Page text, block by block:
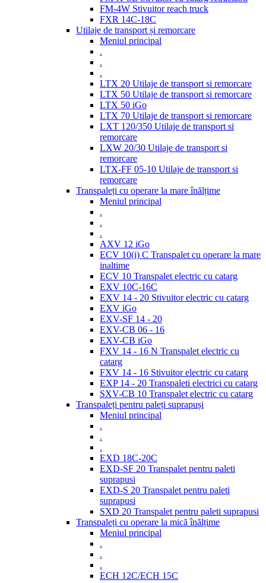
FM-4W Stivuitor reach truck
FXR 14C-18C
Utilaje de transport și remorcare
Meniul principal
.
.
.
LTX 20 Utilaje de transport si remorcare
LTX 50 Utilaje de transport si remorcare
LTX 50 iGo
LTX 70 Utilaje de transport si remorcare
LXT 120/350 Utilaje de transport si
remorcare
LXW 20/30 Utilaje de transport si
remorcare
LTX-FF 05-10 Utilaje de transport si
remorcare
Transpaleți cu operare la mare înălțime
Meniul principal
.
.
.
AXV 12 iGo
ECV 10(i) C Transpalet cu operare la mare
inaltime
ECV 10 Transpalet electric cu catarg
EXV 10C-16C
EXV 14 - 20 Stivuitor electric cu catarg
EXV iGo
EXV-SF 14 - 20
EXV-CB 06 - 16
EXV-CB iGo
FXV 14 - 16 N Transpalet electric cu
catarg
FXV 14 - 16 Stivuitor electric cu catarg
EXP 14 - 20 Transpaleti electrici cu catarg
SXV-CB 10 Transpalet electric cu catarg
Transpaleți pentru paleți suprapuși
Meniul principal
.
.
.
EXD 18C-20C
EXD-SF 20 Transpalet pentru paleti
suprapusi
EXD-S 20 Transpalet pentru paleti
suprapusi
SXD 20 Transpalet pentru paleti suprapusi
Transpaleți cu operare la mică înălțime
Meniul principal
.
.
.
ECH 12C/ECH 15C